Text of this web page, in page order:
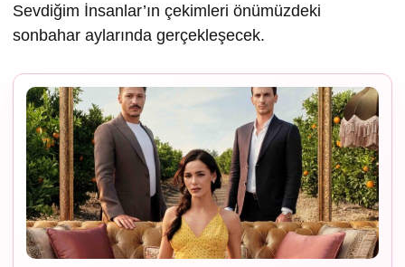
Sevdiğim İnsanlar’ın çekimleri önümüzdeki
sonbahar aylarında gerçekleşecek.